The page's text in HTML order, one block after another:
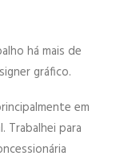
há mais de
gráfico.
em
para